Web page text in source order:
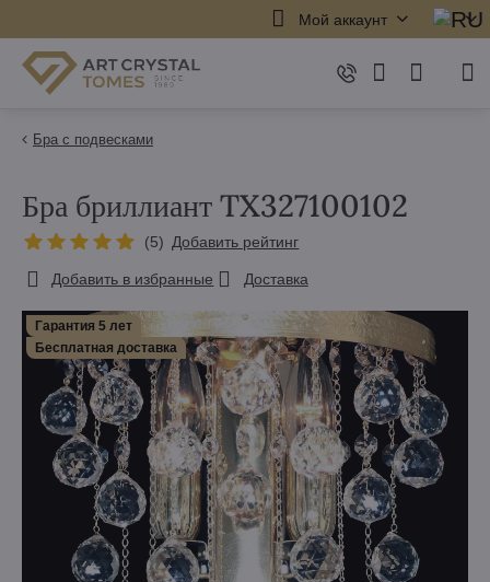
Мой аккаунт
Бра с подвесками
Гарантия 5 лет
Бесплатная доставка
Бра бриллиант TX327100102
(5) Добавить рейтинг
Добавить в избранные Доставка